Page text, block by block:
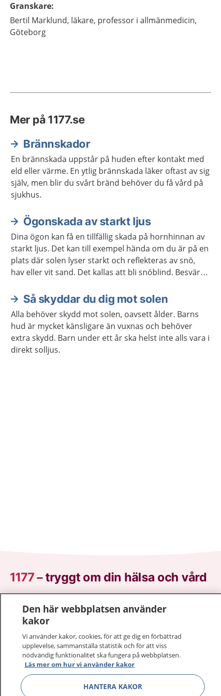
Granskare:
Bertil Marklund, läkare, professor i allmänmedicin,
Göteborg
Mer på 1177.se
Brännskador
En brännskada uppstår på huden efter kontakt med
eld eller värme. En ytlig brännskada läker oftast av sig
själv, men blir du svårt bränd behöver du få vård på
sjukhus.
Ögonskada av starkt ljus
Dina ögon kan få en tillfällig skada på hornhinnan av
starkt ljus. Det kan till exempel hända om du är på en
plats där solen lyser starkt och reflekteras av snö,
hav eller vit sand. Det kallas att bli snöblind. Besvären
Så skyddar du dig mot solen
Alla behöver skydd mot solen, oavsett ålder. Barns
hud är mycket känsligare än vuxnas och behöver
extra skydd. Barn under ett år ska helst inte alls vara i
direkt solljus.
1177–tryggt om din hälsa och vård
sjukdomar och vilka mottagningar du kan kontakta.
Logga in för att läsa din journal och göra dina
vårdärenden. Ring telefonnummer 1177 för
sjukvårdsrådgivning dygnet runt.
1177 ger dig råd när du vill må bättre.
Den här webbplatsen använder
kakor
Vi använder kakor, cookies, för att ge dig en förbättrad
upplevelse, sammanställa statistik och för att viss
nödvändig funktionalitet ska fungera på webbplatsen.
Läs mer om hur vi använder kakor
HANTERA KAKOR